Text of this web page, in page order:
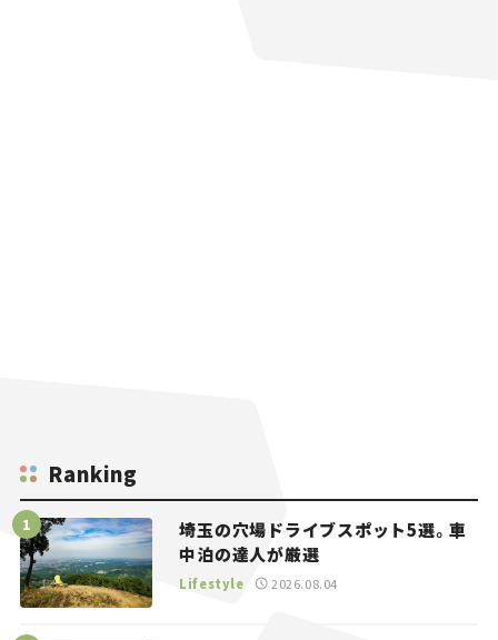
Ranking
埼玉の穴場ドライブスポット5選。車
中泊の達人が厳選
Lifestyle 2026.08.04